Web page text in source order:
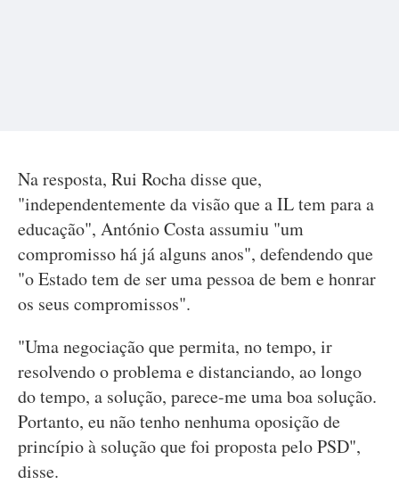
Na resposta, Rui Rocha disse que,
"independentemente da visão que a IL tem para a
educação", António Costa assumiu "um
compromisso há já alguns anos", defendendo que
"o Estado tem de ser uma pessoa de bem e honrar
os seus compromissos".
"Uma negociação que permita, no tempo, ir
resolvendo o problema e distanciando, ao longo
do tempo, a solução, parece-me uma boa solução.
Portanto, eu não tenho nenhuma oposição de
princípio à solução que foi proposta pelo PSD",
disse.